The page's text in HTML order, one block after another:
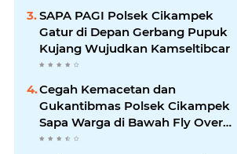
SAPA PAGI Polsek Cikampek
Gatur di Depan Gerbang Pupuk
Kujang Wujudkan Kamseltibcar
Cegah Kemacetan dan
Gukantibmas Polsek Cikampek
Sapa Warga di Bawah Fly Over
Cikampek